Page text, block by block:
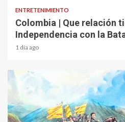
ENTRETENIMIENTO
Colombia | Que relación
Independencia con la
1 día ago